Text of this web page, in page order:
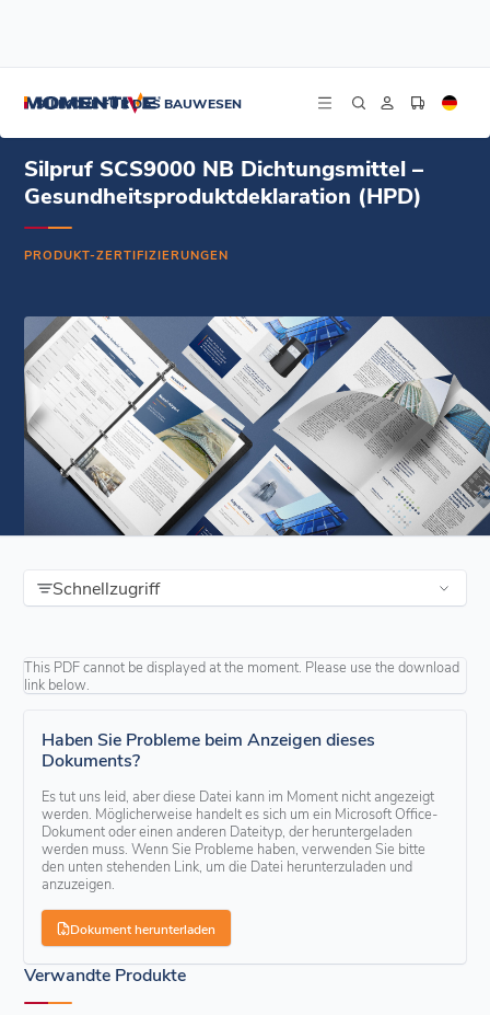
SILIKONE FÜR DAS BAUWESEN
Silpruf SCS9000 NB Dichtungsmittel – Gesundheitsproduktdeklaration (HPD)
Silpruf SCS9000 NB Dichtungsmittel –
Gesundheitsproduktdeklaration (HPD)
PRODUKT-ZERTIFIZIERUNGEN
Schnellzugriff
This PDF cannot be displayed at the moment. Please use the download
link below.
Haben Sie Probleme beim Anzeigen dieses
Dokuments?
Es tut uns leid, aber diese Datei kann im Moment nicht angezeigt
werden. Möglicherweise handelt es sich um ein Microsoft Office-
Dokument oder einen anderen Dateityp, der heruntergeladen
werden muss. Wenn Sie Probleme haben, verwenden Sie bitte
den unten stehenden Link, um die Datei herunterzuladen und
anzuzeigen.
Dokument herunterladen
Verwandte Produkte